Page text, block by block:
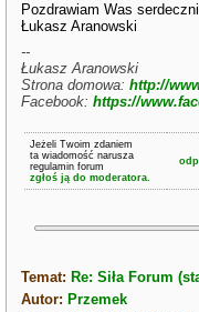
Pozdrawiam Was
Łukasz Aranowski
--
Łukasz Aranowski
Strona domowa:http://
Facebook:https://
Jeżeli Twoim zdaniem
ta wiadomość narusza
regulamin forum
zgłoś ją do moderatora.
Temat: Re: Siła Forum
Autor: Przemek